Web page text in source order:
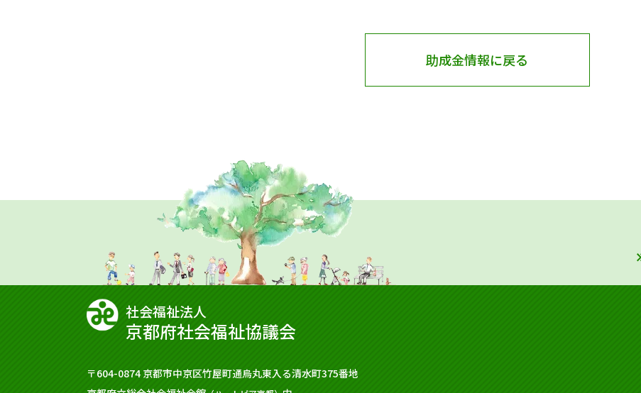
助成金情報に戻る
社会福祉法⼈
京都府社会福祉協議会
〒604-0874 京都市中京区竹屋町通烏丸東入る清水町375番地